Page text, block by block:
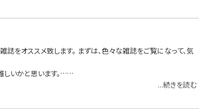
をオススメ致します。 まずは、色々な雑誌をご覧になって、気
しいかと思います。……
...続きを読む